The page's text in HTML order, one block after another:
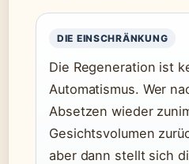
DIE EINSCHRÄNKUNG
Die Regeneration ist
Automatismus. Wer
Absetzen wieder
Gesichtsvolumen
aber dann stellt sich